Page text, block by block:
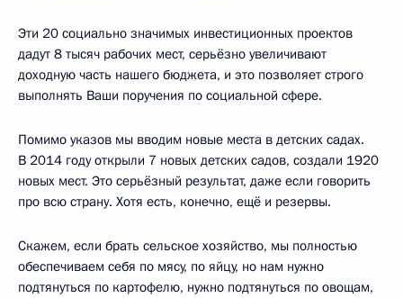
Эти 20 социально значимых инвестиционных проектов
дадут 8 тысяч рабочих мест, серьёзно увеличивают
доходную часть нашего бюджета, и это позволяет строго
выполнять Ваши поручения по социальной сфере.
Помимо указов мы вводим новые места в детских садах.
В 2014 году открыли 7 новых детских садов, создали 1920
новых мест. Это серьёзный результат, даже если говорить
про всю страну. Хотя есть, конечно, ещё и резервы.
Скажем, если брать сельское хозяйство, мы полностью
обеспечиваем себя по мясу, по яйцу, но нам нужно
подтянуться по картофелю, нужно подтянуться по овощам,